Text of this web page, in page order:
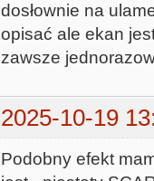
dosłownie na
opisać ale ekan
zawsze
2025-10-19
Podobny efekt